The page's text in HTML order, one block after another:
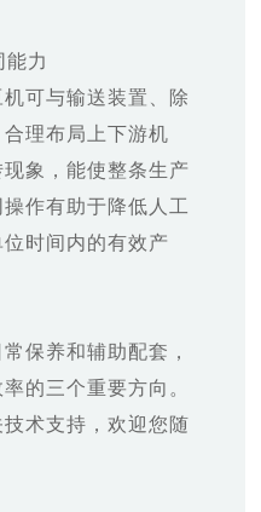
能力
可与输送装置、除
理布局上下游机
象，能使整条生产
作有助于降低人工
时间内的有效产
保养和辅助配套，
的三个重要方向。
术支持，欢迎您随